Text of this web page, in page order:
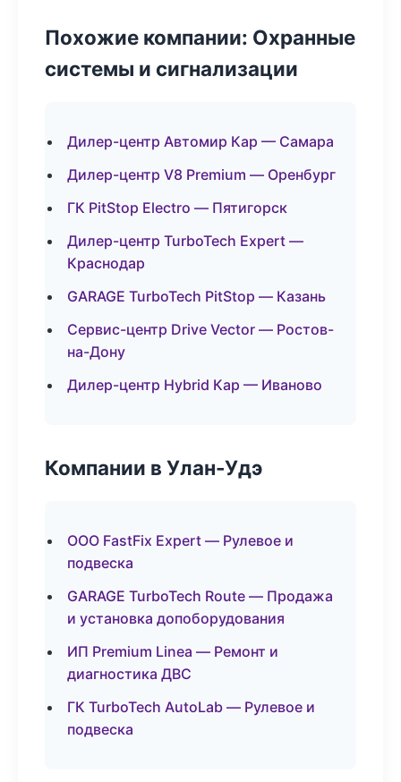
Похожие компании: Охранные
системы и сигнализации
Дилер-центр Автомир Кар — Самара
Дилер-центр V8 Premium — Оренбург
ГК PitStop Electro — Пятигорск
Дилер-центр TurboTech Expert —
Краснодар
GARAGE TurboTech PitStop — Казань
Сервис-центр Drive Vector — Ростов-
на-Дону
Дилер-центр Hybrid Кар — Иваново
Компании в Улан-Удэ
ООО FastFix Expert — Рулевое и
подвеска
GARAGE TurboTech Route — Продажа
и установка допоборудования
ИП Premium Linea — Ремонт и
диагностика ДВС
ГК TurboTech AutoLab — Рулевое и
подвеска